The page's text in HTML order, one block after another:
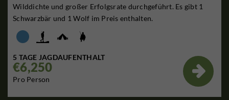
Wilddichte und großer Erfolgsrate durchgeführt. Es gibt 1
Schwarzbär und 1 Wolf im Preis enthalten.
5 TAGE JAGDAUFENTHALT
€6,250
Pro Person
